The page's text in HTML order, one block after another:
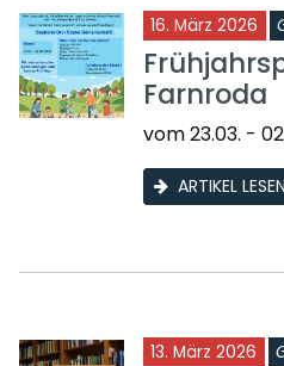
16. März 2026
Farnroda
vom 23.03. -
ARTIKEL LESEN
13. März 2026